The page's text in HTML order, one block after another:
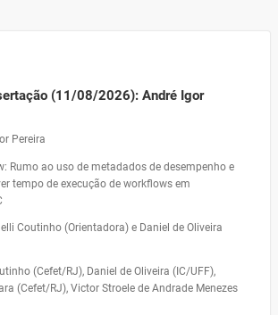
(11/08/2026): André Igor
Pereira
Rumo ao uso de metadados de desempenho e
tempo de execução de workflows em
Coutinho (Orientadora) e Daniel de Oliveira
(Cefet/RJ), Daniel de Oliveira (IC/UFF),
(Cefet/RJ), Victor Stroele de Andrade Menezes